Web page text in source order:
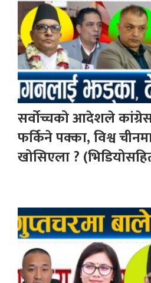
सर्वोच्चको आदेशले
फर्किने पक्का, विश्व
खोसिएला ?